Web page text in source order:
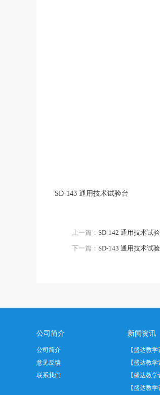
SD-143 通用技术试验台
上一篇： SD-142 通用技术试
下一篇： SD-143 通用技术试
公司简介
公司简介
意见反馈
联系我们
新闻资讯
【盛达教
盘天平正…
【盛达教
教具——…
【盛达教
使用温度…
【盛达教